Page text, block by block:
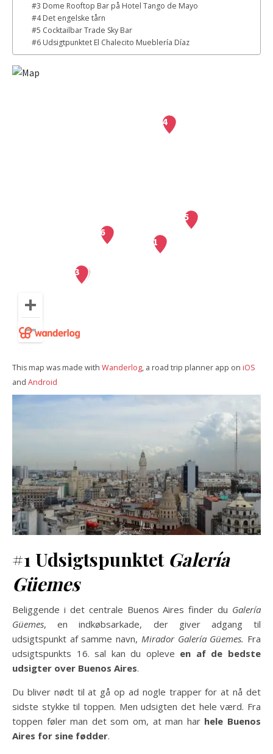
#3 Dome Rooftop Bar på Hotel Tango de Mayo
#4 Det engelske tårn
#5 Cocktailbar Trade Sky Bar
#6 Udsigtpunktet El Chalecito Mueblería Díaz
This map was made with Wanderlog, a road trip planner app on iOS
and Android
#1 Udsigtspunktet Galería
Güemes
Beliggende i det centrale Buenos Aires finder du Galería
Güemes, en indkøbsarkade, der giver adgang til
udsigtspunkt af samme navn, Mirador Galería Güemes. Fra
udsigtspunkts 16. sal kan du opleve en af ​​de bedste
udsigter over Buenos Aires.
Du bliver nødt til at gå op ad nogle trapper for at nå det
sidste stykke til toppen. Men udsigten det hele værd. Fra
toppen føler man det som om, at man har hele Buenos
Aires for sine fødder.